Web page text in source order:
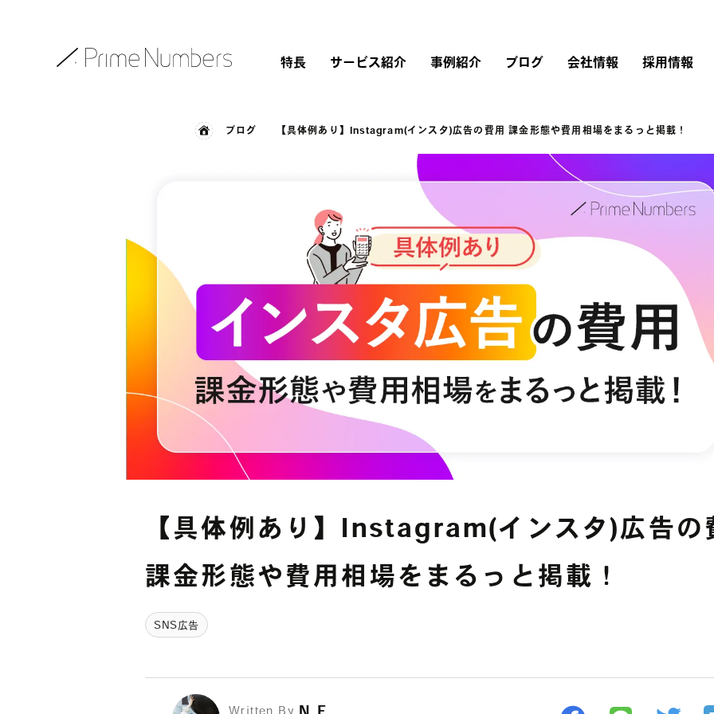
特長 サービス紹介 事例紹介 ブログ 会社情報 採用情報
リスティング広告
Google広告
LINEヤフー広告
Microsoft広告
YouTube広告
Facebook広告
Twitter広告
TikTok広告
その他の運用型広告
データフィードを
広告運用
Web制作
会社概要
経営理念・行動指針
ブランドストーリー
採用情報
仕事を知る
広告運用コンサルティング
アカウントプランナー
研修内容・キャリア・
中途募集採用フォーム
ブログ 【具体例あり】Instagram(インスタ)広告の費用 課金形態や費用相場をまるっと掲載！
【具体例あり】Instagram(インスタ)広告の
課金形態や費用相場をまるっと掲載！
SNS広告
Written By N.F.